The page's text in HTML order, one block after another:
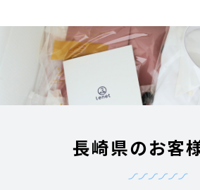
長崎県のお客